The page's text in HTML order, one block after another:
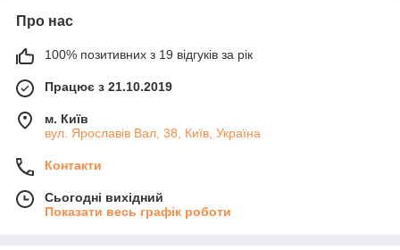
Про нас
100% позитивних з 19 відгуків за рік
Працює з 21.10.2019
м. Київ
вул. Ярославів Вал, 38, Київ, Україна
Контакти
Сьогодні вихідний
Показати весь графік роботи